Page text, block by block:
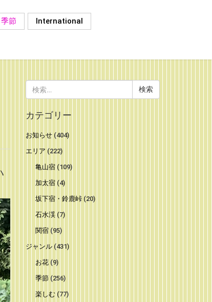
季節
International
索:
カテゴリー
お知らせ(404)
エリア (222)
亀山宿 (109)
加太宿 (4)
坂下宿・鈴鹿峠 (20)
石水渓 (7)
関宿 (95)
ジャンル(431)
お花 (9)
季節 (256)
楽しむ (77)